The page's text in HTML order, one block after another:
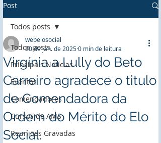
Post
Todos posts
Principais Notícias
Eventos
Comendadores
Cursos de AMS
Reuniões Gravadas
Todos posts
Virgínia a Lully do Beto
Carreiro agradece o titulo
de Comendadora da
Ordem do Mérito do Elo
Social.
webelosocial
20 de jan. de 20250 min de leitura